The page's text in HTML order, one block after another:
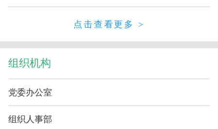
点击查看更多 >
组织机构
党委办公室
组织人事部